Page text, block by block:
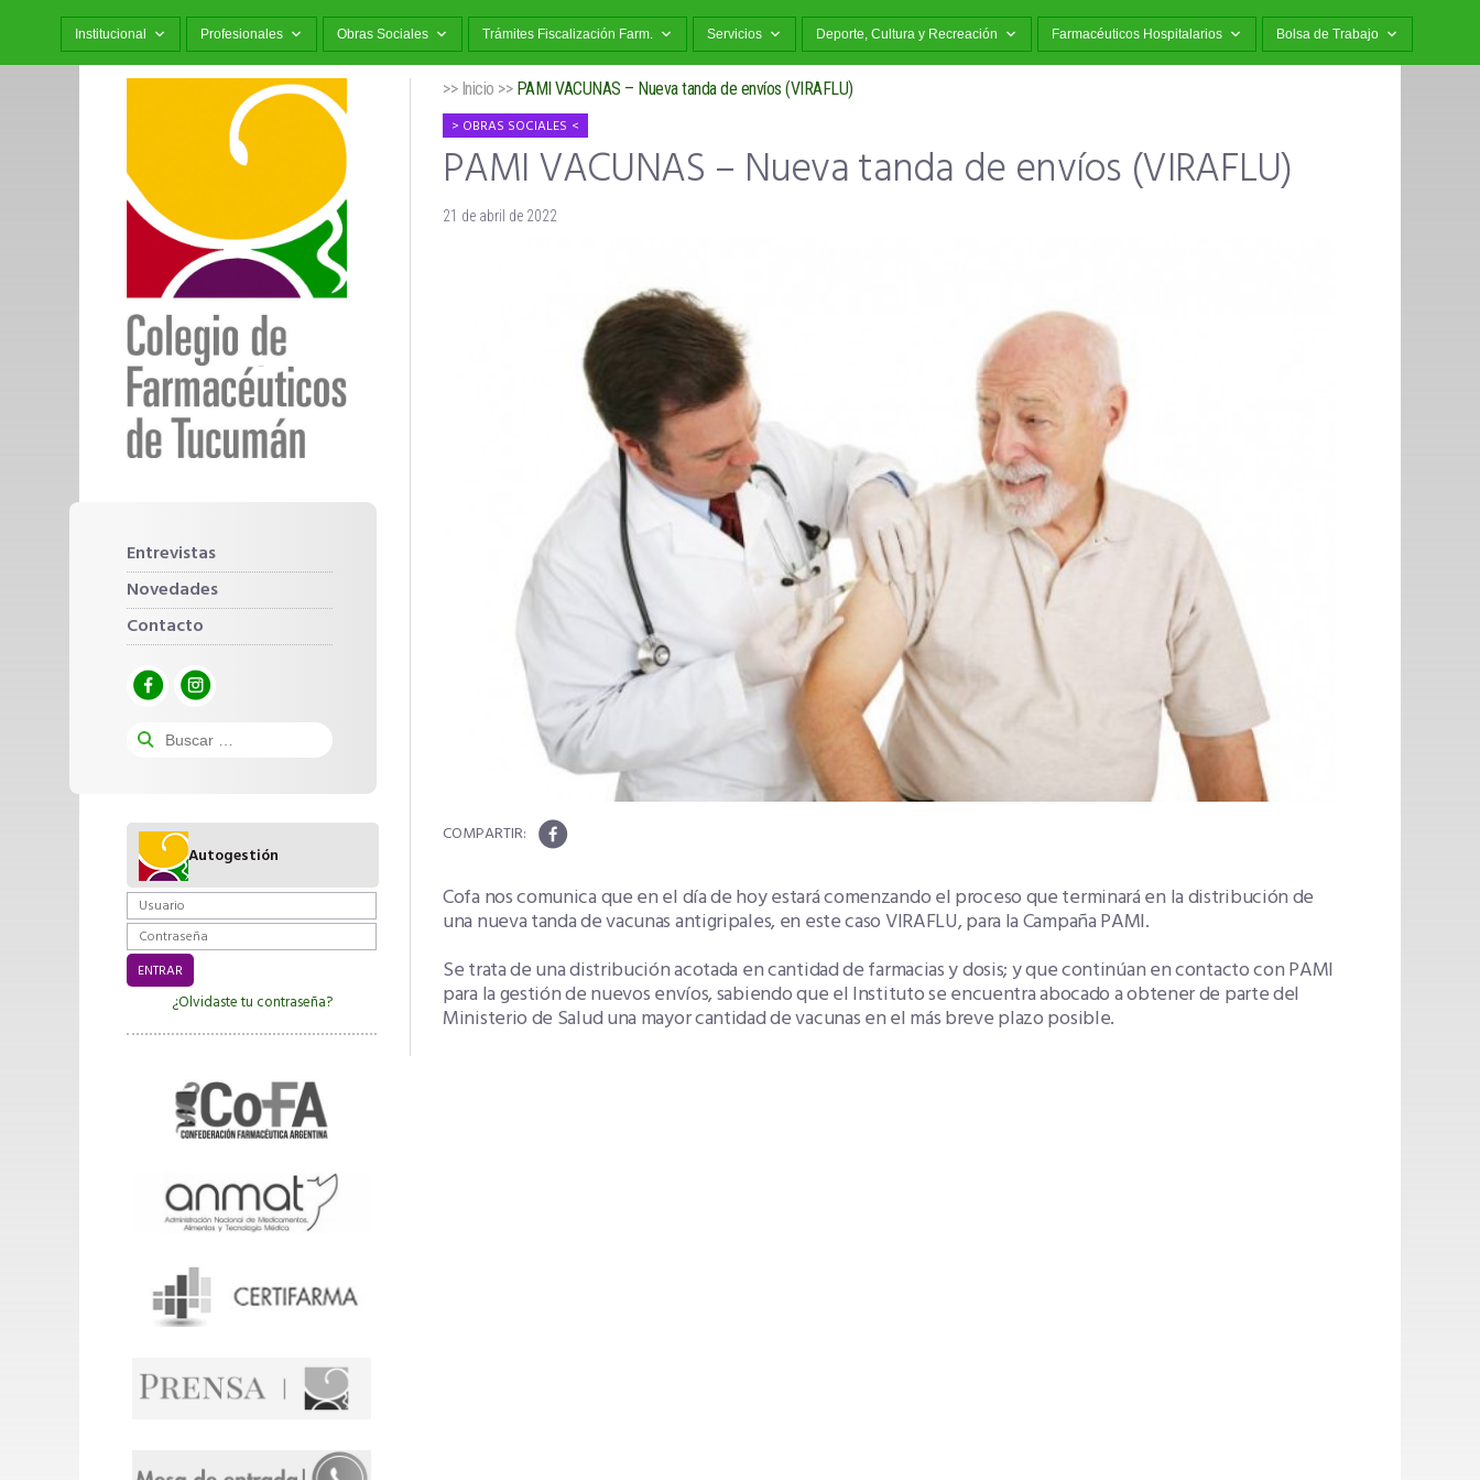
Institucional Profesionales Obras Sociales Trámites Fiscalización Farm. Servicios Deporte, Cultura y Recreación Farmacéuticos Hospitalarios Bolsa de Trabajo
Entrevistas
Novedades
Contacto
Autogestión
¿Olvidaste tu contraseña?
>> Inicio >> PAMI VACUNAS – Nueva tanda de envíos (VIRAFLU)
OBRAS SOCIALES
PAMI VACUNAS – Nueva tanda de envíos (VIRAFLU)
21 de abril de 2022
Cofa nos comunica que en el día de hoy estará comenzando el proceso que terminará en la distribución de
una nueva tanda de vacunas antigripales, en este caso VIRAFLU, para la Campaña PAMI.
Se trata de una distribución acotada en cantidad de farmacias y dosis; y que continúan en contacto con PAMI
para la gestión de nuevos envíos, sabiendo que el Instituto se encuentra abocado a obtener de parte del
Ministerio de Salud una mayor cantidad de vacunas en el más breve plazo posible.